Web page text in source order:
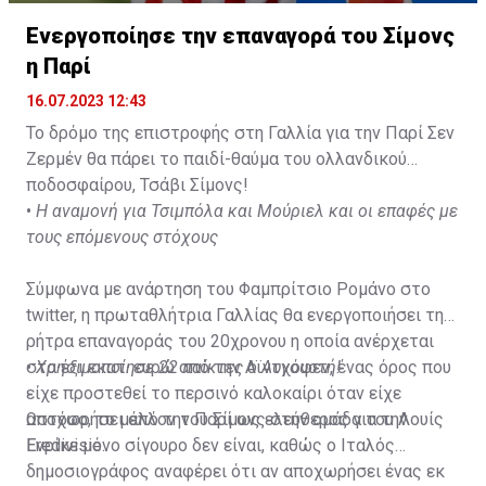
Ενεργοποίησε την επαναγορά του Σίμονς
η Παρί
16.07.2023 12:43
Το δρόμο της επιστροφής στη Γαλλία για την Παρί Σεν
Ζερμέν θα πάρει το παιδί-θαύμα του ολλανδικού
ποδοσφαίρου, Τσάβι Σίμονς!
• Η αναμονή για Τσιμπόλα και Μούριελ και οι επαφές με
τους επόμενους στόχους
Σύμφωνα με ανάρτηση του Φαμπρίτσιο Ρομάνο στο
twitter, η πρωταθλήτρια Γαλλίας θα ενεργοποιήσει τη
ρήτρα επαναγοράς του 20χρονου η οποία ανέρχεται
στα έξι εκατ. ευρώ από την Αϊντχόφεν, ένας όρος που
είχε προστεθεί το περσινό καλοκαίρι όταν είχε
αποχωρήσει από την Παρί ως ελεύθερος για την
Eredivisie.
•Χρησιμοποίησε 22 παίκτες ο Αυγουστή!
Ωστόσο, το μέλλον του Σίμονς στην ομάδα του Λουίς
Ενρίκε μόνο σίγουρο δεν είναι, καθώς ο Ιταλός
δημοσιογράφος αναφέρει ότι αν αποχωρήσει ένας εκ